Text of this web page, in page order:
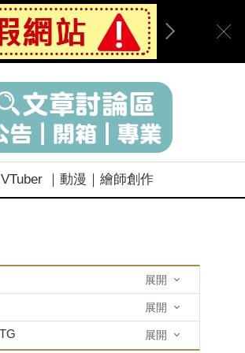
VTuber ｜動漫｜繪師創作
展開
展開
展開